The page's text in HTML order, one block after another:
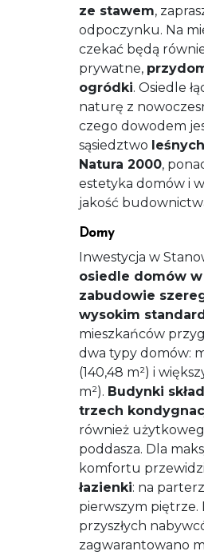
ze stawem,
odpoczynku. Na
czekać będą
prywatne,
ogródki. Osiedle
naturę z
czego dowodem
sąsiedztwo
Natura 2000,
estetyka domów i
jakość
Domy
Inwestycja w
osiedle domów w
zabudowie
wysokim
mieszkańców
dwa typy domów:
(140,48 m²) i
m²). Budynki
trzech
również
poddasza. Dla
komfortu
łazienki: na
pierwszym piętrze.
przyszłych
zagwarantowano